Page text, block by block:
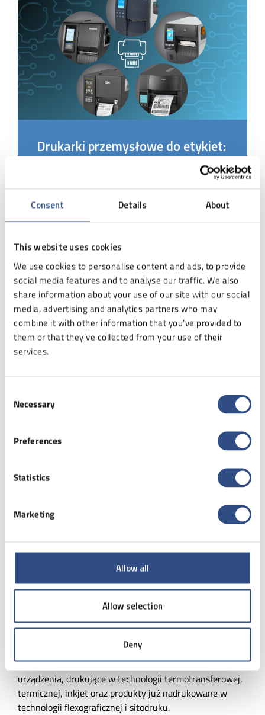
Consent Details About
This website uses cookies
We use cookies to personalise content and ads, to provide
social media features and to analyse our traffic. We also
share information about your use of our site with our social
media, advertising and analytics partners who may
combine it with other information that you’ve provided to
them or that they’ve collected from your use of their
services.
Selection
Necessary
Preferences
Statistics
Marketing
Allow all
Allow selection
Deny
Drukarki przemysłowe do etykiet:
poznaj 5 wszechstronnych
10 mar 2026 - Marek Gaweł
pracy oraz łatwa integracja z systemami (ERP/WMS).
Dlatego drukarki przemysłowe do etykiet są
projektowane do pracy ciągłej, długich serii […]
EKSPERT RADZI
Czy standard GS1 jest
obowiązkowy?
13 lut 2026
indywidualnych potrzeb każdego przedsiębiorstwa, jest
wiele. W naszej ofercie posiadamy wysokiej jakości
urządzenia, drukujące w technologii termotransferowej,
termicznej, inkjet oraz produkty już nadrukowane w
technologii flexograficznej i sitodruku.